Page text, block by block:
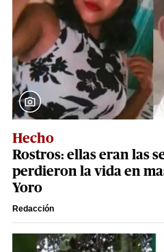
Hecho
Rostros: ellas eran las
perdieron la vida en
Yoro
Redacción